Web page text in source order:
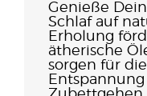
Genieße
Schlaf auf
Erholung
ätherische
sorgen für